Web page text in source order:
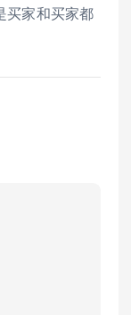
买家和买家都